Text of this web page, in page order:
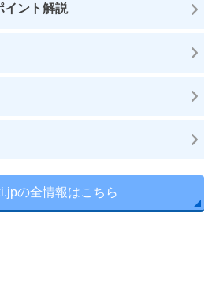
イント解説
の全情報はこちら